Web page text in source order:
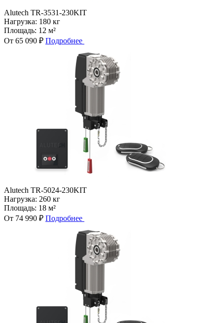
Alutech TR-3531-230KIT
Нагрузка: 180 кг
Площадь: 12 м²
От 65 090 ₽ Подробнее
Alutech TR-5024-230KIT
Нагрузка: 260 кг
Площадь: 18 м²
От 74 990 ₽ Подробнее